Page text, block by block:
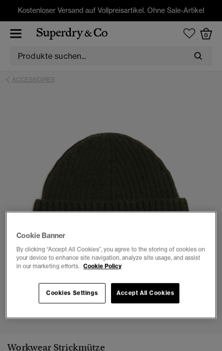
Kostenloser Versand auf Vollpreisartikel. Ohne Sale-Artikel
0
ACCESSOIRES
1 2
Workwear Strickmütze
Cookie Banner
By clicking “Accept All Cookies”, you agree to the storing of cookies on
your device to enhance site navigation, analyze site usage, and assist
in our marketing efforts. Cookie Policy
Accept All Cookies
Cookies Settings